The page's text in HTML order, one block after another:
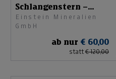
Schlangenstern –
Seestern
Einstein Mineralien
GmbH
ab nur € 60,00
statt € 120,00